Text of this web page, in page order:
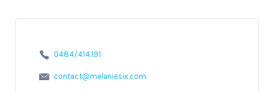
0484/414.191
contact@melaniesix.com